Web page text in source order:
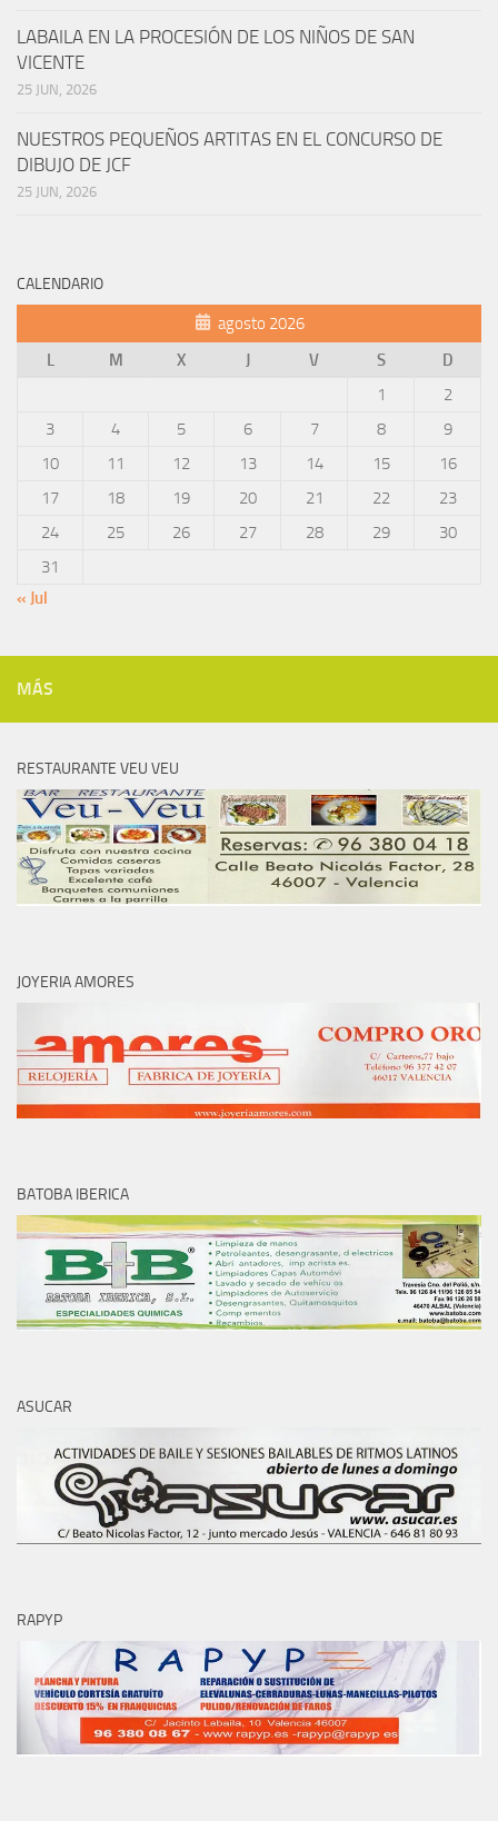
LABAILA EN LA PROCESIÓN DE LOS NIÑOS DE SAN
VICENTE
25 JUN, 2026
NUESTROS PEQUEÑOS ARTITAS EN EL CONCURSO DE
DIBUJO DE JCF
25 JUN, 2026
CALENDARIO
agosto 2026
L
M X J V S
D
1
2
3
4 5 6 7 8
9
10
11 12 13 14 15
16
17
18 19 20 21 22
23
24
25 26 27 28 29
30
31
« Jul
MÁS
RESTAURANTE VEU VEU
JOYERIA AMORES
BATOBA IBERICA
ASUCAR
RAPYP